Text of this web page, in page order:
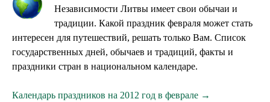
Независимости Литвы имеет свои обычаи и
традиции. Какой праздник февраля может стать
интересен для путешествий, решать только Вам. Список
государственных дней, обычаев и традиций, факты и
праздники стран в национальном календаре.
Календарь праздников на 2012 год в феврале →